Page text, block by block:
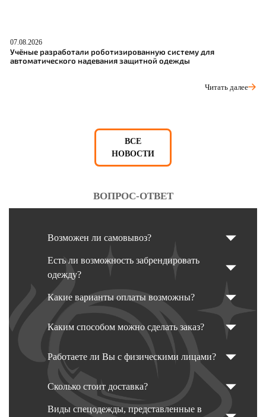
07.08.2026
Учёные разработали роботизированную систему для
автоматического надевания защитной одежды
Читать далее
ВСЕ
НОВОСТИ
ВОПРОС-ОТВЕТ
Возможен ли самовывоз?
Есть ли возможность забрендировать
одежду?
Какие варианты оплаты возможны?
Каким способом можно сделать заказ?
Работаете ли Вы с физическими лицами?
Сколько стоит доставка?
Виды спецодежды, представленные в